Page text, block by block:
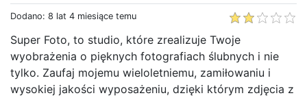
Dodano: 8 lat 4 miesiące temu
Super Foto, to studio, które zrealizuje Twoje
wyobrażenia o pięknych fotografiach ślubnych i nie
tylko. Zaufaj mojemu wieloletniemu, zamiłowaniu i
wysokiej jakości wyposażeniu, dzięki którym zdjęcia z